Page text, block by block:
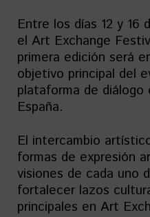
Entre los días 12 y 16
el Art Exchange
primera edición será
objetivo principal del
plataforma de
España.
El intercambio
formas de expresión
visiones de cada uno
fortalecer lazos
principales en Art